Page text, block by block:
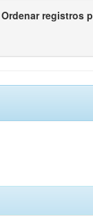
Ordenar registros